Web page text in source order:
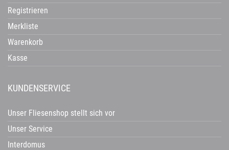
Registrieren
Merkliste
Warenkorb
Kasse
KUNDENSERVICE
Unser Fliesenshop stellt sich vor
Unser Service
Interdomus